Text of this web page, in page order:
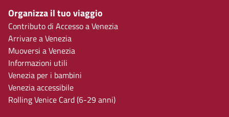
Organizza il tuo viaggio
Contributo di Accesso a Venezia
Arrivare a Venezia
Muoversi a Venezia
Informazioni utili
Venezia per i bambini
Venezia accessibile
Rolling Venice Card (6-29 anni)